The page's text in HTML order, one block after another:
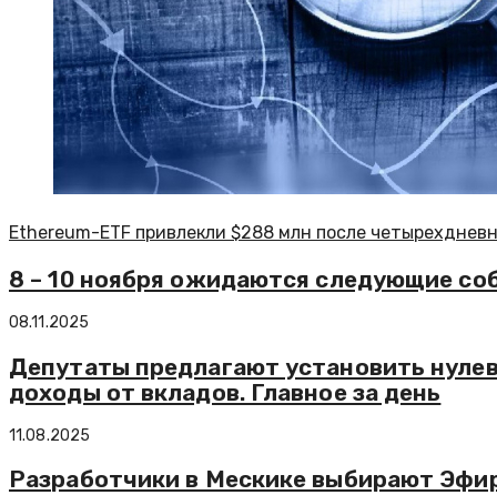
Ethereum-ETF привлекли $288 млн после
8 – 10 ноября ожидаются следующие
08.11.2025
Депутаты предлагают установить
доходы от вкладов. Главное за день
11.08.2025
Разработчики в Мескике выбирают